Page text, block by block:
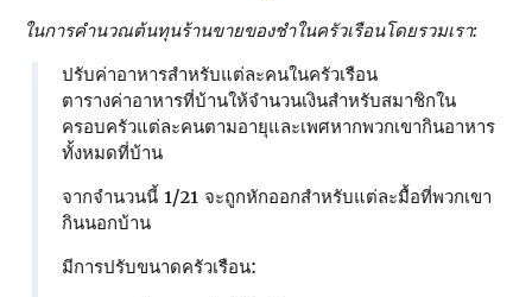
ในการคํานวณต้นทุนร้านขายของชําในครัวเรือนโดยรวมเรา:
ปรับค่าอาหารสําหรับแต่ละคนในครัวเรือน
ตารางค่าอาหารที่บ้านให้จํานวนเงินสําหรับสมาชิกใน
ครอบครัวแต่ละคนตามอายุและเพศหากพวกเขากินอาหาร
ทั้งหมดที่บ้าน
จากจํานวนนี้ 1/21 จะถูกหักออกสําหรับแต่ละมื้อที่พวกเขา
กินนอกบ้าน
มีการปรับขนาดครัวเรือน: